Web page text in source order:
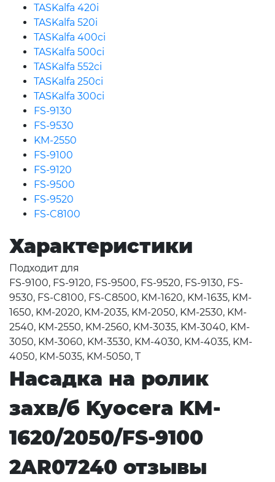
TASKalfa 420i
TASKalfa 520i
TASKalfa 400ci
TASKalfa 500ci
TASKalfa 552ci
TASKalfa 250ci
TASKalfa 300ci
FS-9130
FS-9530
KM-2550
FS-9100
FS-9120
FS-9500
FS-9520
FS-C8100
Характеристики
Подходит для
FS-9100, FS-9120, FS-9500, FS-9520, FS-9130, FS-
9530, FS-C8100, FS-C8500, KM-1620, KM-1635, KM-
1650, KM-2020, KM-2035, KM-2050, KM-2530, KM-
2540, KM-2550, KM-2560, KM-3035, KM-3040, KM-
3050, KM-3060, KM-3530, KM-4030, KM-4035, KM-
4050, KM-5035, KM-5050, T
Насадка на ролик
захв/б Kyocera KM-
1620/2050/FS-9100
2AR07240 отзывы